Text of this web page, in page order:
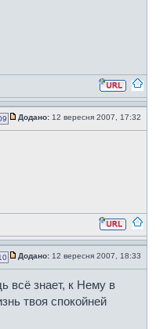
Додано: 12 вересня 2007, 17:32
Додано: 12 вересня 2007, 18:33
всё знает, к Нему в
твоя спокойней